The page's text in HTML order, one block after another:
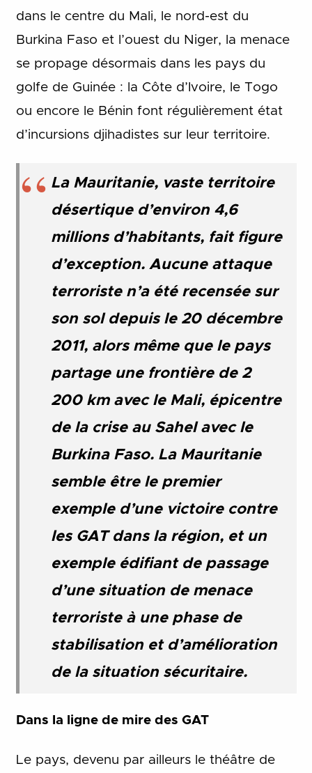
dans le centre du Mali, le nord-est du
Burkina Faso et l’ouest du Niger, la menace
se propage désormais dans les pays du
golfe de Guinée : la Côte d’Ivoire, le Togo
ou encore le Bénin font régulièrement état
d’incursions djihadistes sur leur territoire.
La Mauritanie, vaste territoire
désertique d’environ 4,6
millions d’habitants, fait figure
d’exception. Aucune attaque
terroriste n’a été recensée sur
son sol depuis le 20 décembre
2011, alors même que le pays
partage une frontière de 2
200 km avec le Mali, épicentre
de la crise au Sahel avec le
Burkina Faso. La Mauritanie
semble être le premier
exemple d’une victoire contre
les GAT dans la région, et un
exemple édifiant de passage
d’une situation de menace
terroriste à une phase de
stabilisation et d’amélioration
de la situation sécuritaire.
Dans la ligne de mire des GAT
Le pays, devenu par ailleurs le théâtre de